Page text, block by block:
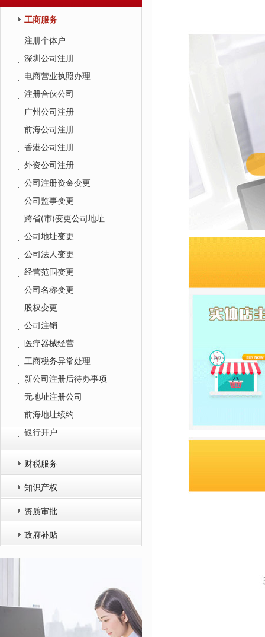
工商服务
注册个体户
深圳公司注册
电商营业执照办理
注册合伙公司
广州公司注册
前海公司注册
香港公司注册
外资公司注册
公司注册资金变更
公司监事变更
跨省(市)变更公司地址
公司地址变更
公司法人变更
经营范围变更
公司名称变更
股权变更
公司注销
医疗器械经营
工商税务异常处理
新公司注册后待办事项
无地址注册公司
前海地址续约
银行开户
财税服务
知识产权
资质审批
政府补贴